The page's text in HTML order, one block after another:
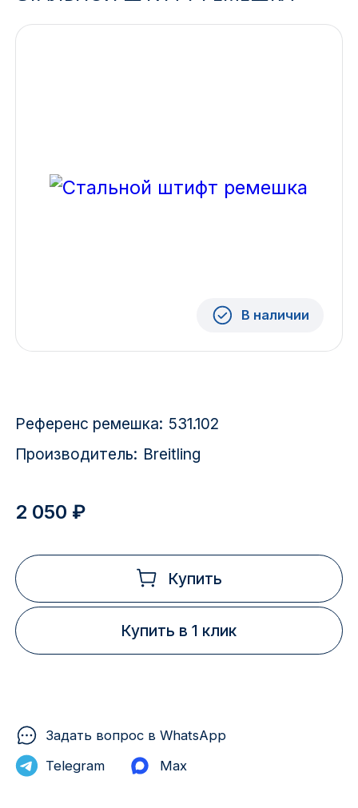
Казань
1 Поселок
2-я Смирновка
4-й Участок
52127 городок
В наличии
Референс ремешка: 531.102
Производитель: Breitling
2 050 ₽
Купить
Купить в 1 клик
Задать вопрос в WhatsApp
Telegram
Max